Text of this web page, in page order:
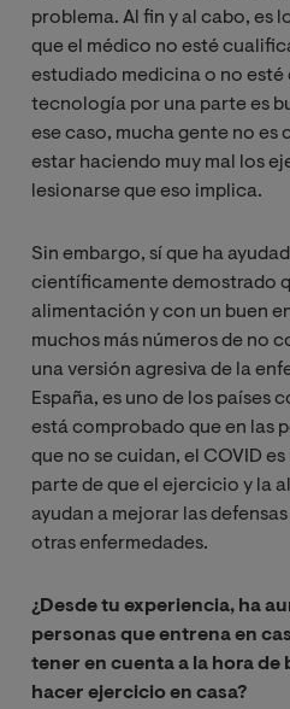
problema. Al fin y al cabo, es
que el médico no esté
estudiado medicina o no esté
tecnología por una parte es
ese caso, mucha gente no es
estar haciendo muy mal los
lesionarse que eso implica.
Sin embargo, sí que ha
científicamente demostrado
alimentación y con un buen
muchos más números de no
una versión agresiva de la
España, es uno de los países
está comprobado que en las
que no se cuidan, el COVID
parte de que el ejercicio y la
ayudan a mejorar las
otras enfermedades.
¿Desde tu experiencia, ha
personas que entrena en
tener en cuenta a la hora
hacer ejercicio en casa?